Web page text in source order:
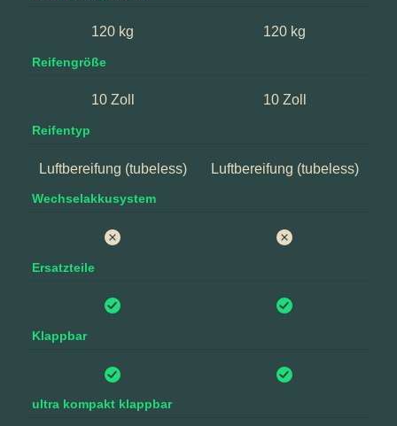
120 kg 120 kg
Reifengröße
10 Zoll 10 Zoll
Reifentyp
Luftbereifung (tubeless) Luftbereifung (tubeless)
Wechselakkusystem
Ersatzteile
Klappbar
ultra kompakt klappbar